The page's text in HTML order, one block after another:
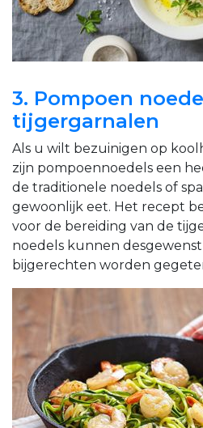
3. Pompoen
tijgergarnalen
Als u wilt bezuinigen op
zijn pompoennoedels een
de traditionele noedels of
gewoonlijk eet. Het recept
voor de bereiding van de
noedels kunnen
bijgerechten worden